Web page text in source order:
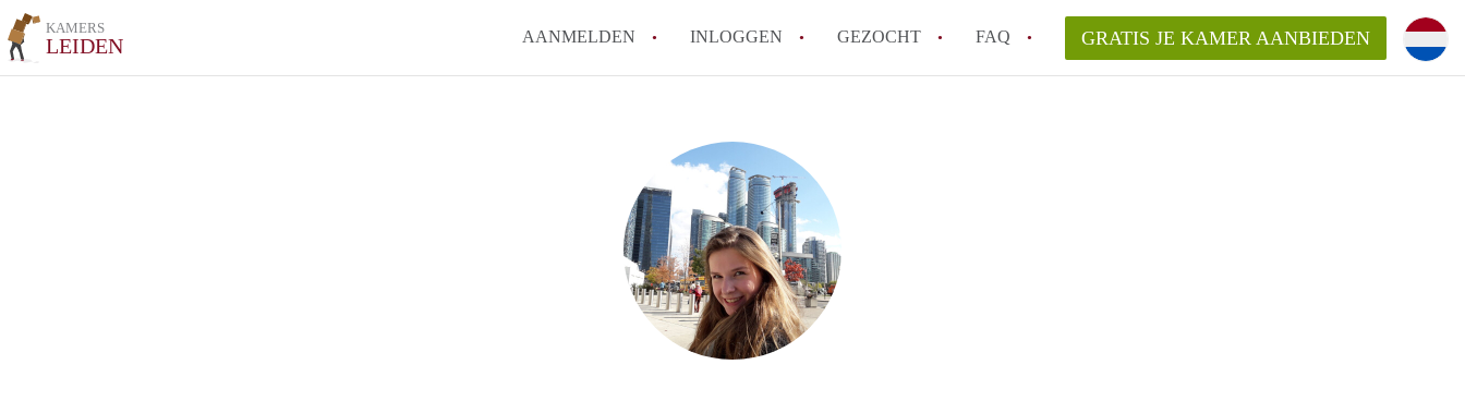
KAMERS
LEIDEN AANMELDEN INLOGGEN GEZOCHT FAQ
Wat is KamersLeiden?
Wat is de privacyverklaring van KamersLeiden?
Berekent KamersLeiden makelaarsvergoeding/bemiddelingsvergoeding?
Alle veelgestelde vragen
GRATIS JE KAMER AANBIEDEN